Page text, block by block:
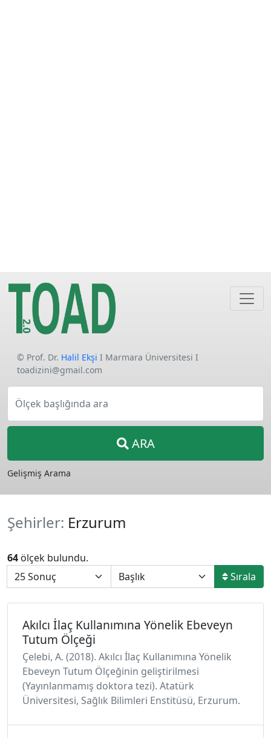
© Prof. Dr. Halil Ekşi I Marmara Üniversitesi I
toadizini@gmail.com
Ölçek başlığında ara
ARA
Gelişmiş Arama
Şehirler: Erzurum
64 ölçek bulundu.
Sırala
Akılcı İlaç Kullanımına Yönelik Ebeveyn
Tutum Ölçeği
Çelebi, A. (2018). Akılcı İlaç Kullanımına Yönelik
Ebeveyn Tutum Ölçeğinin geliştirilmesi
(Yayınlanmamış doktora tezi). Atatürk
Üniversitesi, Sağlık Bilimleri Enstitüsü, Erzurum.